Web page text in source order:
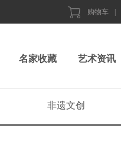
购物车
名家收藏 艺术资讯
非遗文创